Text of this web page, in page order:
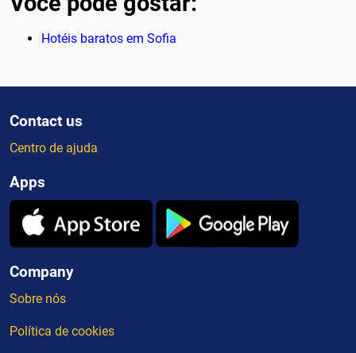
Hotéis baratos em Sofia
Contact us
Centro de ajuda
Apps
Company
Sobre nós
Política de cookies